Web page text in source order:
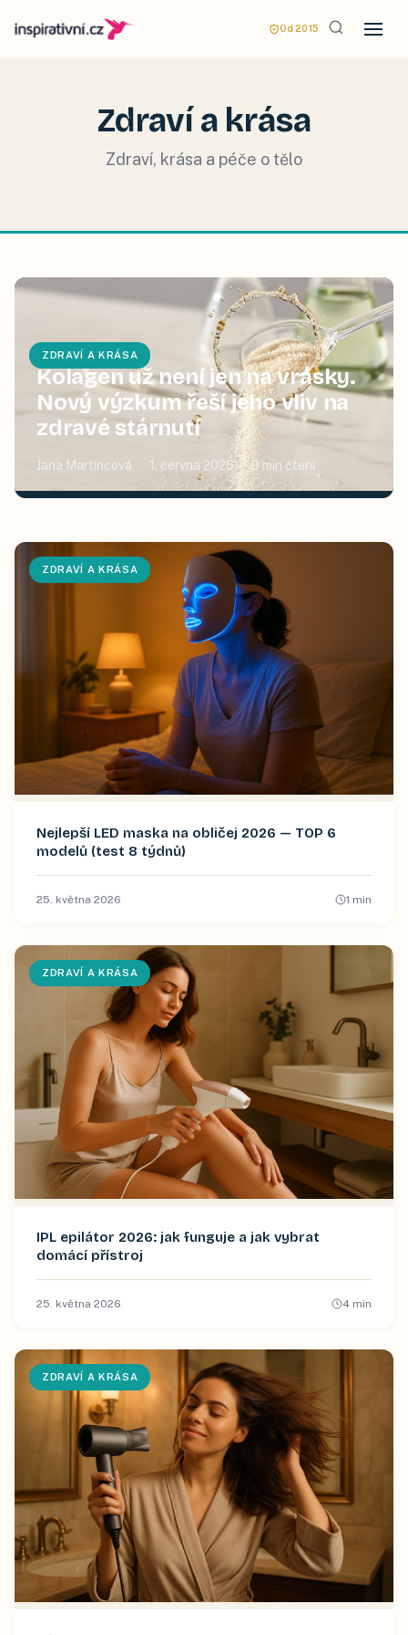
Od 2015
Zdraví a krása
Zdraví, krása a péče o tělo
ZDRAVÍ A KRÁSA
Kolagen už není jen na vrásky.
Nový výzkum řeší jeho vliv na
zdravé stárnutí
Jana Martincová 1. června 2026 9 min čtení
ZDRAVÍ A KRÁSA
Nejlepší LED maska na obličej 2026 — TOP 6
modelů (test 8 týdnů)
25. května 2026 1 min
ZDRAVÍ A KRÁSA
IPL epilátor 2026: jak funguje a jak vybrat
domácí přístroj
25. května 2026 4 min
ZDRAVÍ A KRÁSA